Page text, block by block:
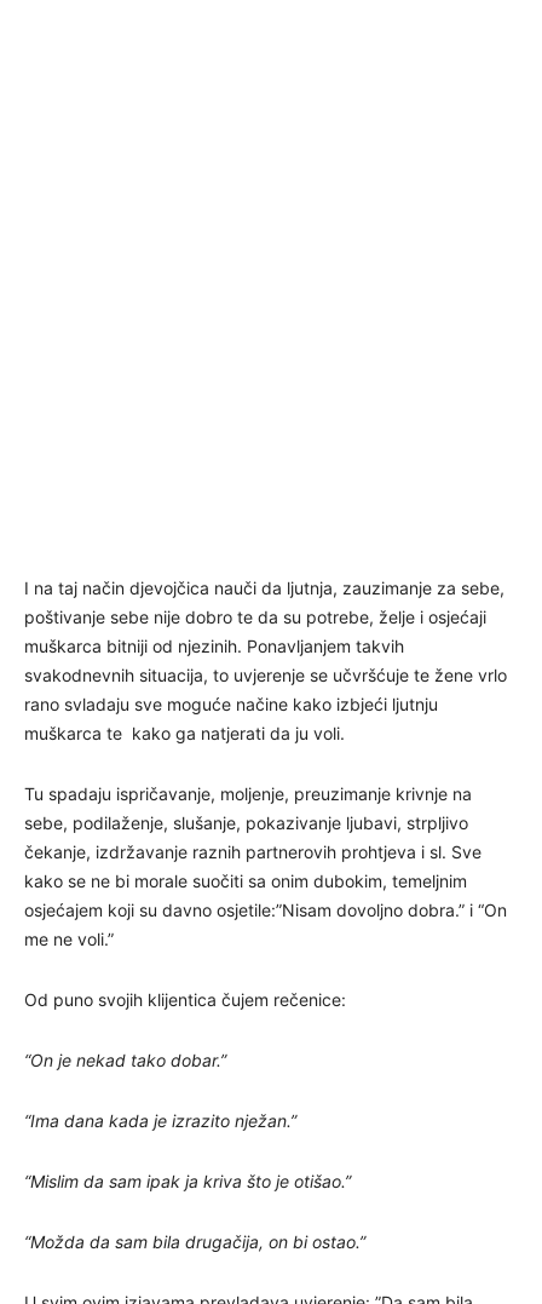
I na taj način djevojčica nauči da ljutnja, zauzimanje za sebe,
poštivanje sebe nije dobro te da su potrebe, želje i osjećaji
muškarca bitniji od njezinih. Ponavljanjem takvih
svakodnevnih situacija, to uvjerenje se učvršćuje te žene vrlo
rano svladaju sve moguće načine kako izbjeći ljutnju
muškarca te kako ga natjerati da ju voli.
Tu spadaju ispričavanje, moljenje, preuzimanje krivnje na
sebe, podilaženje, slušanje, pokazivanje ljubavi, strpljivo
čekanje, izdržavanje raznih partnerovih prohtjeva i sl. Sve
kako se ne bi morale suočiti sa onim dubokim, temeljnim
osjećajem koji su davno osjetile:”Nisam dovoljno dobra.” i “On
me ne voli.”
Od puno svojih klijentica čujem rečenice:
“On je nekad tako dobar.”
“Ima dana kada je izrazito nježan.”
“Mislim da sam ipak ja kriva što je otišao.”
“Možda da sam bila drugačija, on bi ostao.”